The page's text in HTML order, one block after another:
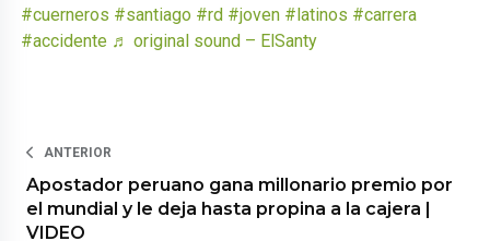
#cuerneros #santiago #rd #joven #latinos #carrera
#accidente ♬ original sound – ElSanty
ANTERIOR
Apostador peruano gana millonario premio por
el mundial y le deja hasta propina a la cajera |
VIDEO